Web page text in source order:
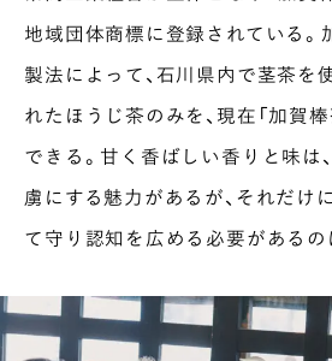
地域団体商標に登録されている。
製法によって、石川県内で茎茶を
れたほうじ茶のみを、現在「加賀
できる。甘く香ばしい香りと味は
虜にする魅力があるが、それだけ
て守り認知を広める必要があるの